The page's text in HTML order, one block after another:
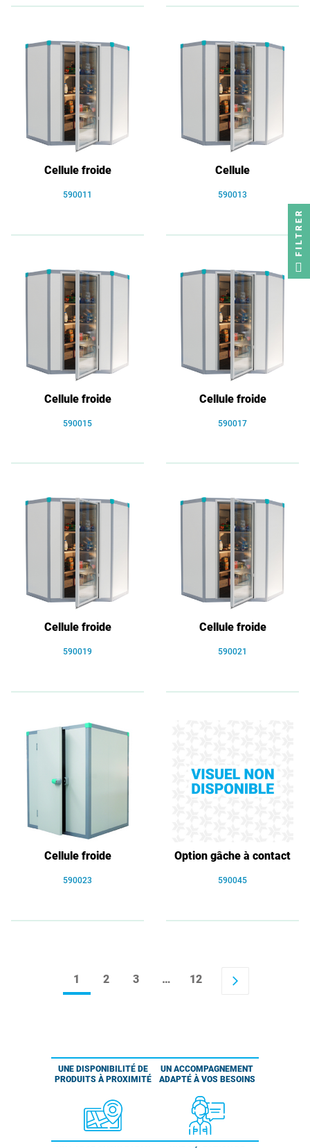
Cellule froide
590011
Cellule
590013
Cellule froide
590015
Cellule froide
590017
Cellule froide
590019
Cellule froide
590021
Cellule froide
590023
Option gâche à contact
590045
1 2 3 … 12 arrow_forward_ios
UNE DISPONIBILITÉ DE
PRODUITS À PROXIMITÉ
UN ACCOMPAGNEMENT
ADAPTÉ À VOS BESOINS
FILTRER